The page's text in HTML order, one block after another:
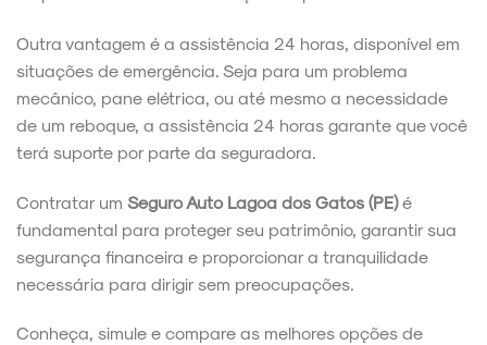
Outra vantagem é a assistência 24 horas, disponível em
situações de emergência. Seja para um problema
mecânico, pane elétrica, ou até mesmo a necessidade
de um reboque, a assistência 24 horas garante que você
terá suporte por parte da seguradora.
Contratar um Seguro Auto Lagoa dos Gatos (PE)é
fundamental para proteger seu patrimônio, garantir sua
segurança financeira e proporcionar a tranquilidade
necessária para dirigir sem preocupações.
Conheça, simule e compare as melhores opções de